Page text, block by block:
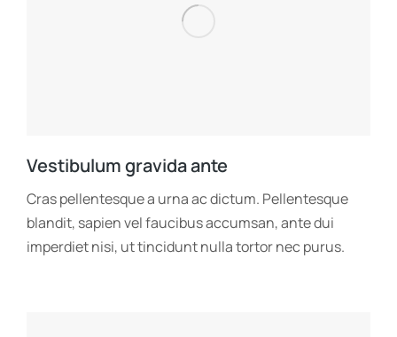
Vestibulum gravida ante
Cras pellentesque a urna ac dictum. Pellentesque
blandit, sapien vel faucibus accumsan, ante dui
imperdiet nisi, ut tincidunt nulla tortor nec purus.